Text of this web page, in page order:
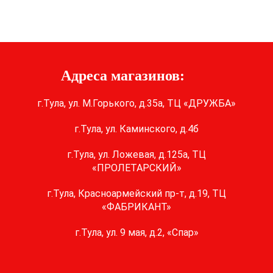
Адреса магазинов:
г.Тула, ул. М.Горького, д.35а, ТЦ «ДРУЖБА»
г.Тула, ул. Каминского, д.4б
г.Тула, ул. Ложевая, д.125а, ТЦ
«ПРОЛЕТАРСКИЙ»
г.Тула, Красноармейский пр-т, д.19, ТЦ
«ФАБРИКАНТ»
г.Тула, ул. 9 мая, д.2, «Спар»